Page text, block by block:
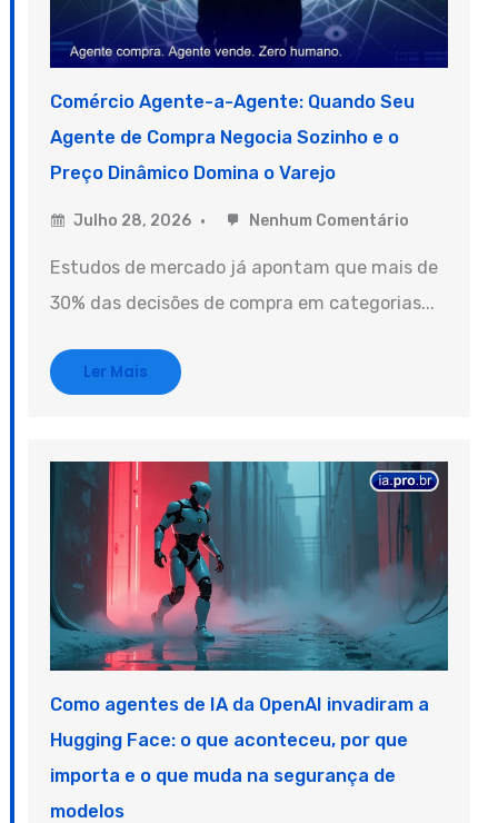
Comércio Agente-a-Agente: Quando Seu
Agente de Compra Negocia Sozinho e o
Preço Dinâmico Domina o Varejo
Julho 28, 2026 Nenhum Comentário
Estudos de mercado já apontam que mais de
30% das decisões de compra em categorias...
Ler Mais
Como agentes de IA da OpenAI invadiram a
Hugging Face: o que aconteceu, por que
importa e o que muda na segurança de
modelos